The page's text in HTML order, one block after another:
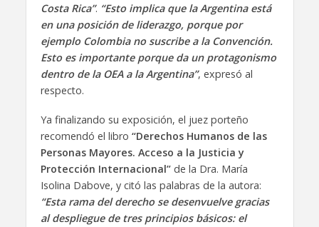
Costa Rica”. “Esto implica que la Argentina está
en una posición de liderazgo, porque por
ejemplo Colombia no suscribe a la Convención.
Esto es importante porque da un protagonismo
dentro de la OEA a la Argentina”, expresó al
respecto.
Ya finalizando su exposición, el juez porteño
recomendó el libro “Derechos Humanos de las
Personas Mayores. Acceso a la Justicia y
Protección Internacional”de la Dra. María
Isolina Dabove, y citó las palabras de la autora:
“Esta rama del derecho se desenvuelve gracias
al despliegue de tres principios básicos: el